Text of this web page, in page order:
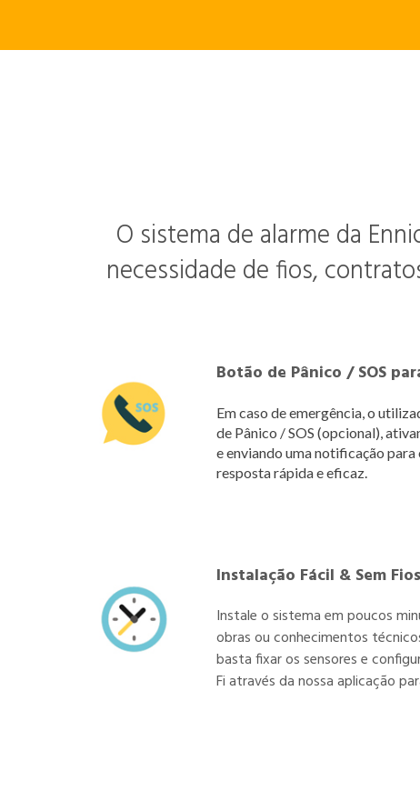
O sistema de alarme da
necessidade de fios,
Botão de Pânico / SOS
Em caso de emergência, o
de Pânico / SOS (opcional),
e enviando uma notificação
resposta rápida e eficaz.
Instalação Fácil & Sem Fios
Instale o sistema em poucos
obras ou conhecimentos
basta fixar os sensores e
Fi através da nossa aplicação